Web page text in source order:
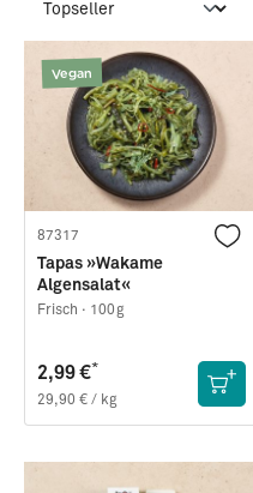
Vegan
87317
Tapas »Wakame
Algensalat«
Frisch · 100g
2,99 €*
29,90 € / kg